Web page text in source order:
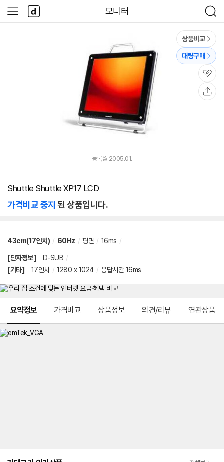
모니터
검
색
사
이
다
나
와
상품비교
대량구매
관
심
등록월 2005.01.
Shuttle Shuttle XP17 LCD
가격비교 중지 된 상품입니다.
43cm(17인치) / 60Hz / 평면 / 16ms /
[단자정보] D-SUB /
[기타]
17인치 / 1280 x 1024 / 응답시간 16ms
요약정보 가격비교 상품정보 의견/리뷰 연관상품